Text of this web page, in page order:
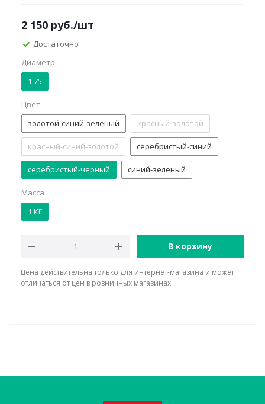
2 150 руб./шт
Достаточно
Диаметр
1,75
Цвет
золотой-синий-зеленый
красный-золотой
красный-синий-золотой серебристый-синий
серебристый-черный синий-зеленый
Масса
1 КГ
В корзину
Цена действительна только для интернет-магазина и может
отличаться от цен в розничных магазинах